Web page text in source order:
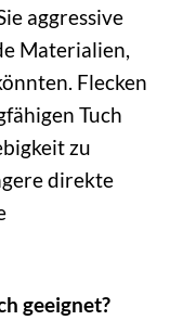
aggressive
Materialien,
Flecken
Tuch
zu
direkte
geeignet?